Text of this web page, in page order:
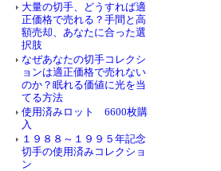
大量の切手、どうすれば適
正価格で売れる？手間と高
額売却、あなたに合った選
択肢
なぜあなたの切手コレクシ
ョンは適正価格で売れない
のか？眠れる価値に光を当
てる方法
使用済みロット 6600枚購
入
１９８８～１９９５年記念
切手の使用済みコレクショ
ン